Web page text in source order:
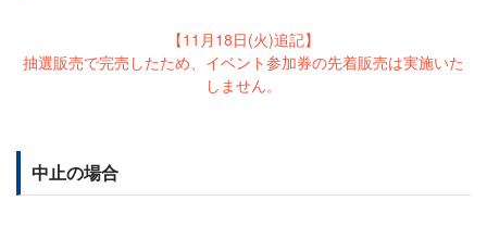
【11月18日(火)追記】
抽選販売で完売したため、イベント参加券の先着販売は実施いた
しません。
中止の場合